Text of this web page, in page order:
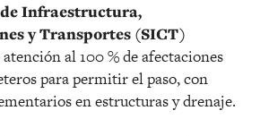
Infraestructura,
y Transportes (SICT)
al 100 % de afectaciones
para permitir el paso, con
en estructuras y drenaje.